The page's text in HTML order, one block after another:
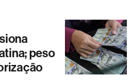
peso